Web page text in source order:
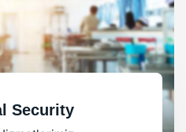
Security